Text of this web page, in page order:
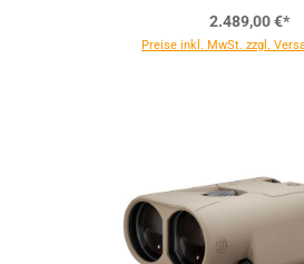
2.489,00 €*
Preise inkl. MwSt. zzgl.